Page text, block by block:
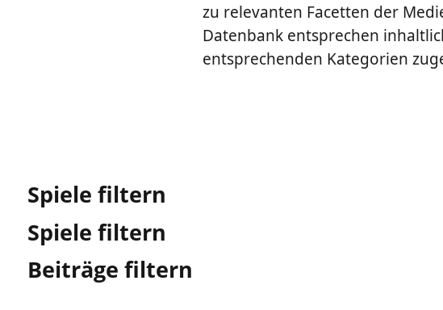
zu relevanten Facetten der
Datenbank entsprechen
entsprechenden Kategorien
Spiele filtern
Spiele filtern
Beiträge filtern